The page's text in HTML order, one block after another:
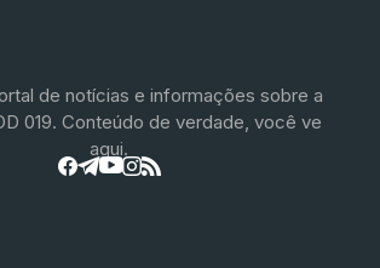
de notícias e informações sobre a
019. Conteúdo de verdade, você ve
aqui.